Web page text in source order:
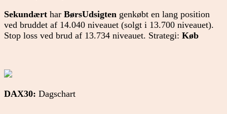
Sekundært har BørsUdsigten genkøbt en lang position
ved bruddet af 14.040 niveauet (solgt i 13.700 niveauet).
Stop loss ved brud af 13.734 niveauet. Strategi: Køb
DAX30: Dagschart